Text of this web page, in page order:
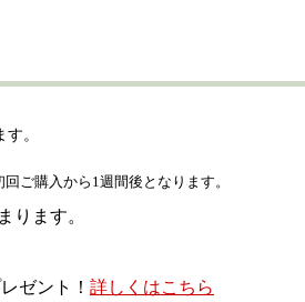
。
ご購入から1週間後となります。
ります。
ゼント！ 詳しくはこちら